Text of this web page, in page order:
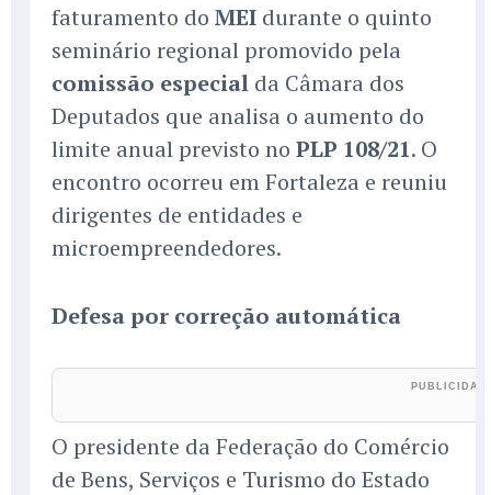
faturamento do MEI durante o quinto
seminário regional promovido pela
comissão especial da Câmara dos
Deputados que analisa o aumento do
limite anual previsto no PLP 108/21. O
encontro ocorreu em Fortaleza e reuniu
dirigentes de entidades e
microempreendedores.
Defesa por correção automática
O presidente da Federação do Comércio
de Bens, Serviços e Turismo do Estado